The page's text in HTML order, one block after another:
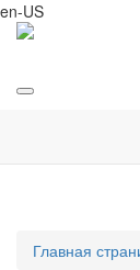
en-US
Главная